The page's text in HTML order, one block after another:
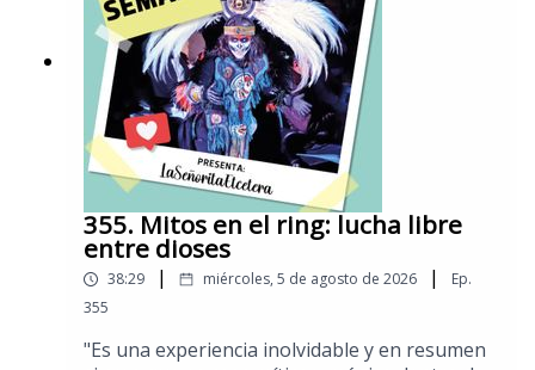
Puedes conocer más de estas recomendaciones
con la Srita. Etcétera enEl Sol de México.
355. Mitos en el ring: ​lucha libre
entre dioses
38:29 | miércoles, 5 de agosto de 2026 |
Ep.
355
​"Es una experiencia inolvidable y en resumen​